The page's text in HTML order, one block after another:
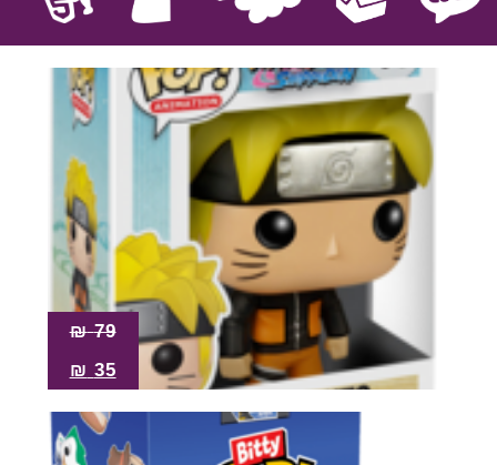
אספנות בובות פרווה חולצות פסלים
מבצע
79
₪
35
₪